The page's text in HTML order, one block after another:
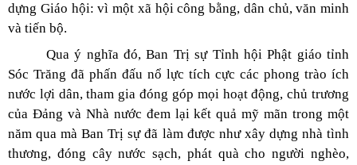
dựng Giáo hội: vì một xã hội công bằng, dân chủ, văn minh
và tiến bộ.
Qua ý nghĩa đó, Ban Trị sự Tỉnh hội Phật giáo tỉnh
Sóc Trăng đã phấn đấu nổ lực tích cực các phong trào ích
nước lợi dân, tham gia đóng góp mọi hoạt động, chủ trương
của Đảng và Nhà nước đem lại kết quả mỹ mãn trong một
năm qua mà Ban Trị sự đã làm được như xây dựng nhà tình
thương, đóng cây nước sạch, phát quà cho người nghèo,